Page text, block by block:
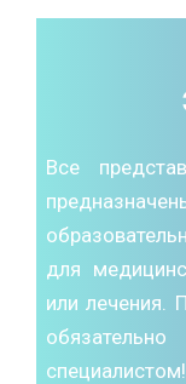
Все
для
или лечения.
специалистом!